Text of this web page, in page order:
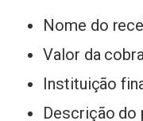
Nome do
Valor da
Instituição
Descrição do